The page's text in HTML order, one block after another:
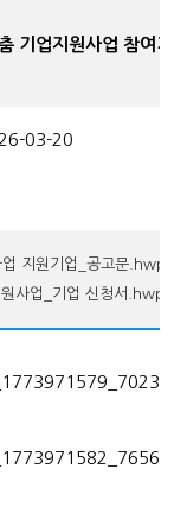
기업지원사업 참여
03-20
지원기업_공고문.hwp
사업_기업 신청서.hwp